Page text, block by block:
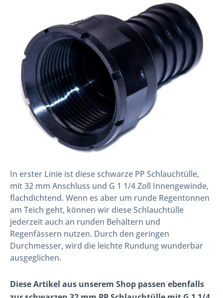
In erster Linie ist diese schwarze PP Schlauchtülle,
mit 32 mm Anschluss und G 1 1/4 Zoll Innengewinde,
flachdichtend. Wenn es aber um runde Regentonnen
am Teich geht, können wir diese Schlauchtülle
jederzeit auch an runden Behältern und
Regenfässern nutzen. Durch den geringen
Durchmesser, wird die leichte Rundung wunderbar
ausgeglichen.
Diese Artikel aus unserem Shop passen ebenfalls